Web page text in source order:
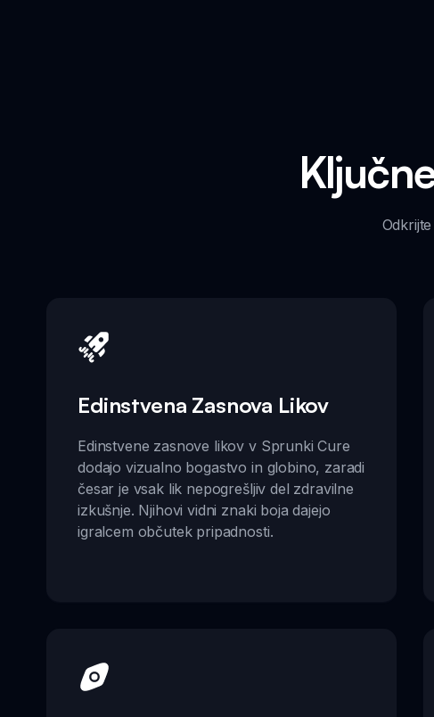
Edinstvena Zasnova Likov
Edinstvene zasnove likov v Sprunki Cure
dodajo vizualno bogastvo in globino, zaradi
česar je vsak lik nepogrešljiv del zdravilne
izkušnje. Njihovi vidni znaki boja dajejo
igralcem občutek pripadnosti.